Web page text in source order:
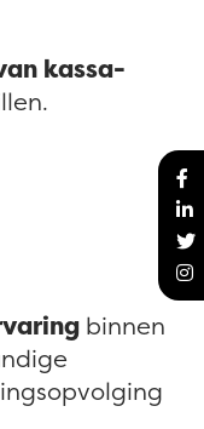
kassa-
binnen